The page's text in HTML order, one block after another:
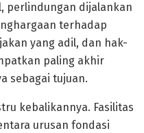
perlindungan dijalankan
terhadap
yang adil, dan hak-
paling akhir
sebagai tujuan.
kebalikannya. Fasilitas
urusan fondasi